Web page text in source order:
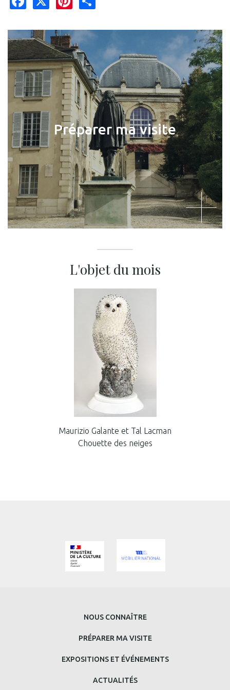
Préparer ma visite
L'objet du mois
Maurizio Galante et Tal Lacman
Chouette des neiges
PRINCIPAL
NOUS CONNAÎTRE
PRÉPARER MA VISITE
EXPOSITIONS ET ÉVÉNEMENTS
ACTUALITÉS